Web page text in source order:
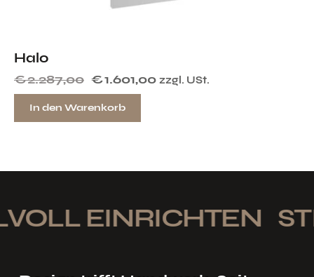
Halo
€2.287,00 €1.601,00 zzgl. USt.
In den Warenkorb
EINRICHTEN